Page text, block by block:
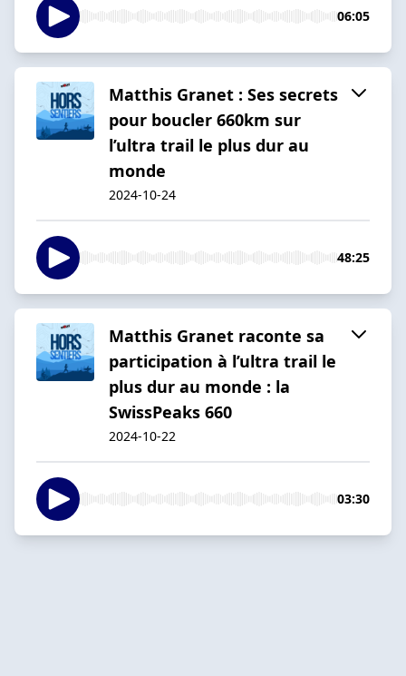
06:05
Matthis Granet : Ses secrets
pour boucler 660km sur
l’ultra trail le plus dur au
monde
2024-10-24
48:25
Matthis Granet raconte sa
participation à l’ultra trail le
plus dur au monde : la
SwissPeaks 660
2024-10-22
03:30